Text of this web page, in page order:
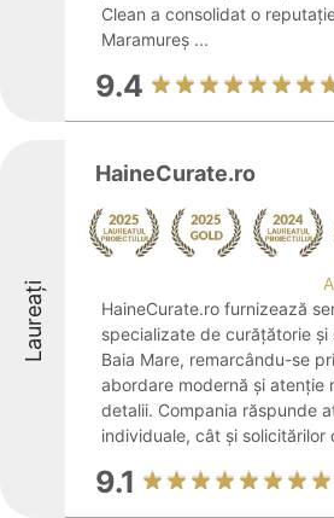
Clean a consolidat o
Maramureș ...
9.4
Laureați
HaineCurate.ro
HaineCurate.ro furnizează
specializate de curățătorie și
Baia Mare, remarcându-se
abordare modernă și atenție
detalii. Compania răspunde
individuale, cât și solicitărilor
9.1